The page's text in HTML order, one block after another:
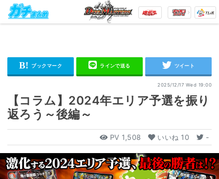
2025/12/17 Wed 19:00
【コラム】2024年エリア予選を振り
返ろう～後編～
PV 1,508 いいね 10 -